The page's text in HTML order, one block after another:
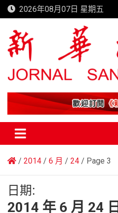
Skip
to
content
2026年08月07日 星期五
新華澳報
2014 6 月 24 Page 3
日期:
2014 年 6 月 24 日